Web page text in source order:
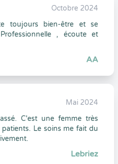
Octobre 2024
toujours bien-être et se
, écoute et
AA
Mai 2024
C'est une femme très
Le soins me fait du
Lebriez